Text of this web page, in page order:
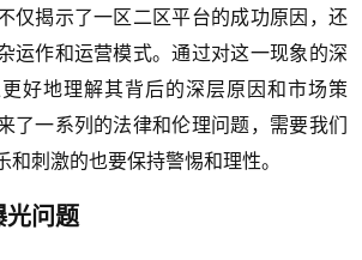
仅揭示了一区二区平台的成功原因，还
运作和运营模式。通过对这一现象的深
好地理解其背后的深层原因和市场策
了一系列的法律和伦理问题，需要我们
刺激的也要保持警惕和理性。
光问题